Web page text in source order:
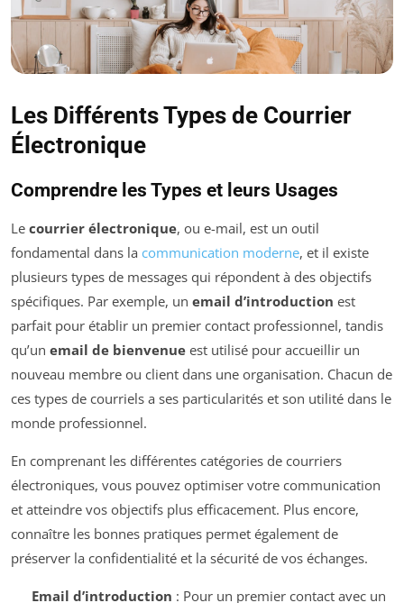
Les Différents Types de Courrier
Électronique
Comprendre les Types et leurs Usages
Le courrier électronique, ou e-mail, est un outil
fondamental dans la communication moderne, et il existe
plusieurs types de messages qui répondent à des objectifs
spécifiques. Par exemple, un email d’introduction est
parfait pour établir un premier contact professionnel, tandis
qu’un email de bienvenue est utilisé pour accueillir un
nouveau membre ou client dans une organisation. Chacun de
ces types de courriels a ses particularités et son utilité dans le
monde professionnel.
En comprenant les différentes catégories de courriers
électroniques, vous pouvez optimiser votre communication
et atteindre vos objectifs plus efficacement. Plus encore,
connaître les bonnes pratiques permet également de
préserver la confidentialité et la sécurité de vos échanges.
Email d’introduction : Pour un premier contact avec un